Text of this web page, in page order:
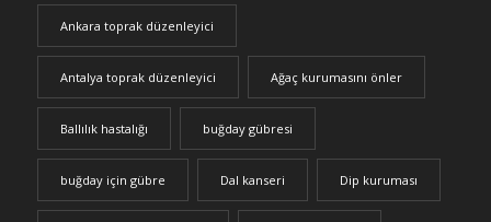
Ankara toprak düzenleyici
Antalya toprak düzenleyici Ağaç kurumasını önler
Ballılık hastalığı buğday gübresi
buğday için gübre Dal kanseri Dip kuruması